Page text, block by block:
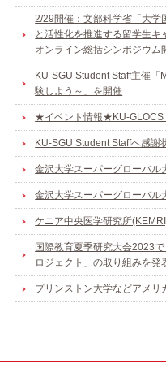
2/29開催：文部科学省「大学
と活性化を推進する留学生キ
オンライン総括シンポジウム
KU-SGU Student Staff主催
験しよう～」を開催
★イベント情報★KU-GLOCS
KU-SGU Student Staffへ感謝
金沢大学スーパーグローバル
金沢大学スーパーグローバル
ケニア中央医学研究所
国際教育夏季研究大会2023
ロジェクト」の取り組みを発
プリンストン大学などアメ